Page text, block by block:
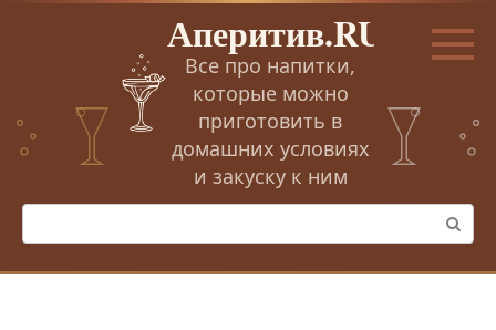
Перейти
Аперитив.RU
Все про напитки,
которые можно
приготовить в
домашних условиях
и закуску к ним
Поиск: